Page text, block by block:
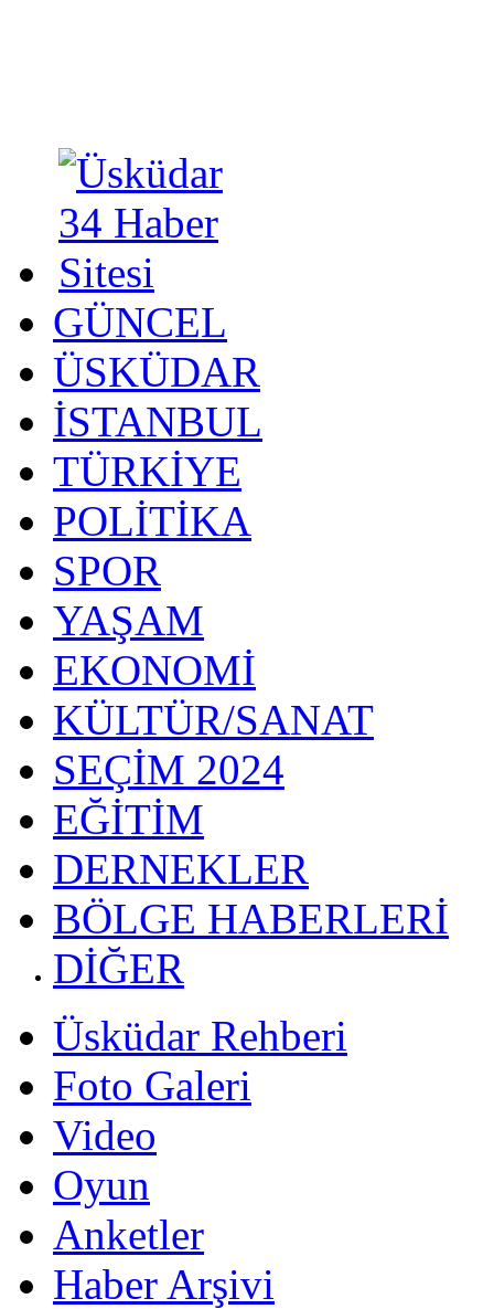
GÜNCEL
ÜSKÜDAR
İSTANBUL
TÜRKİYE
POLİTİKA
SPOR
YAŞAM
EKONOMİ
KÜLTÜR/SANAT
SEÇİM 2024
EĞİTİM
DERNEKLER
BÖLGE HABERLERİ
DİĞER
Üsküdar Rehberi
Foto Galeri
Video
Oyun
Anketler
Haber Arşivi